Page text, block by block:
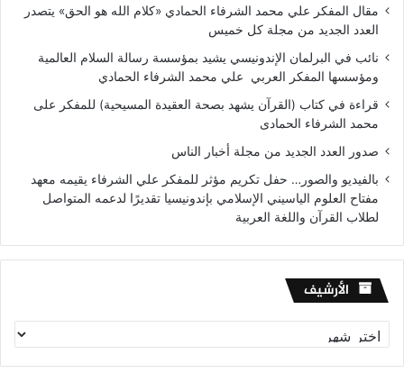
مقال المفكر علي محمد الشرفاء الحمادي «كلام الله هو الحق» يتصدر
العدد الجديد من مجلة كل خميس
نائب في البرلمان الإندونيسي يشيد بمؤسسة رسالة السلام العالمية
ومؤسسها المفكر العربي علي محمد الشرفاء الحمادي
قراءة في كتاب (القرآن يشهد بصحة العقيدة المسيحية) للمفكر على
محمد الشرفاء الحمادى
صدور العدد الجديد من مجلة أخبار الناس
بالفيديو والصور… حفل تكريم مؤثر للمفكر علي الشرفاء يقيمه معهد
مفتاح العلوم الياسيني الإسلامي بإندونيسيا تقديرًا لدعمه المتواصل
لطلاب القرآن واللغة العربية
الأرشيف الأرشيف